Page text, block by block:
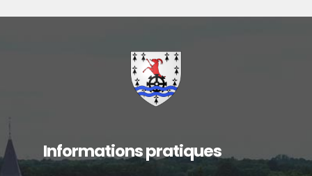
Informations pratiques